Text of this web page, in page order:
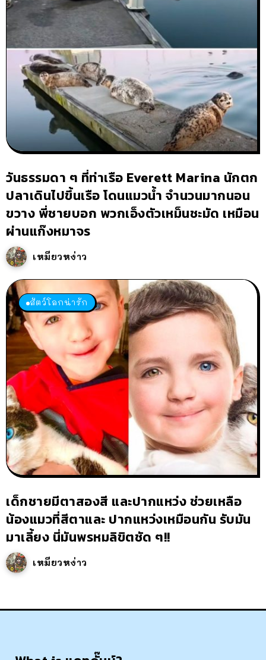
วันธรรมดา ๆ ที่ท่าเรือ Everett Marina นักตก
ปลาเดินไปขึ้นเรือ โดนแมวน้ำ จำนวนมากนอน
ขวาง พี่ชายบอก พวกเอ็งตัวเหม็นชะมัด เหมือน
ผ่านแก๊งหมาจร
เหมียวหง่าว
สัตว์โลกน่ารัก
เด็กชายมีตาสองสี และปากแหว่ง ช่วยเหลือ
น้องแมวที่สีตาและ ปากแหว่งเหมือนกัน รับมัน
มาเลี้ยง นี่มันพรหมลิขิตชัด ๆ!!
เหมียวหง่าว